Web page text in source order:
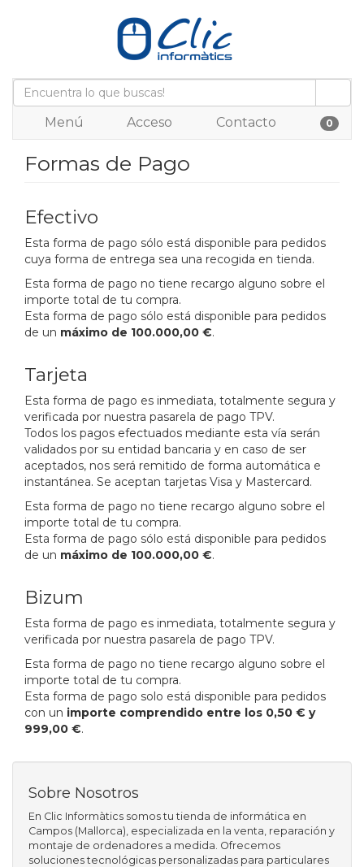
Menú Acceso Contacto 0
Formas de Pago
Efectivo
Esta forma de pago sólo está disponible para pedidos
cuya forma de entrega sea una recogida en tienda.
Esta forma de pago no tiene recargo alguno sobre el
importe total de tu compra.
Esta forma de pago sólo está disponible para pedidos
de un máximo de 100.000,00 €.
Tarjeta
Esta forma de pago es inmediata, totalmente segura y
verificada por nuestra pasarela de pago TPV.
Todos los pagos efectuados mediante esta vía serán
validados por su entidad bancaria y en caso de ser
aceptados, nos será remitido de forma automática e
instantánea. Se aceptan tarjetas Visa y Mastercard.
Esta forma de pago no tiene recargo alguno sobre el
importe total de tu compra.
Esta forma de pago sólo está disponible para pedidos
de un máximo de 100.000,00 €.
Bizum
Esta forma de pago es inmediata, totalmente segura y
verificada por nuestra pasarela de pago TPV.
Esta forma de pago no tiene recargo alguno sobre el
importe total de tu compra.
Esta forma de pago solo está disponible para pedidos
con un importe comprendido entre los 0,50 € y
999,00 €.
Sobre Nosotros
En Clic Informàtics somos tu tienda de informática en
Campos (Mallorca), especializada en la venta, reparación y
montaje de ordenadores a medida. Ofrecemos
soluciones tecnológicas personalizadas para particulares